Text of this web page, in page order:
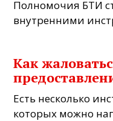
Полномочия БТИ
внутренними
Как
Есть несколько
которых можно